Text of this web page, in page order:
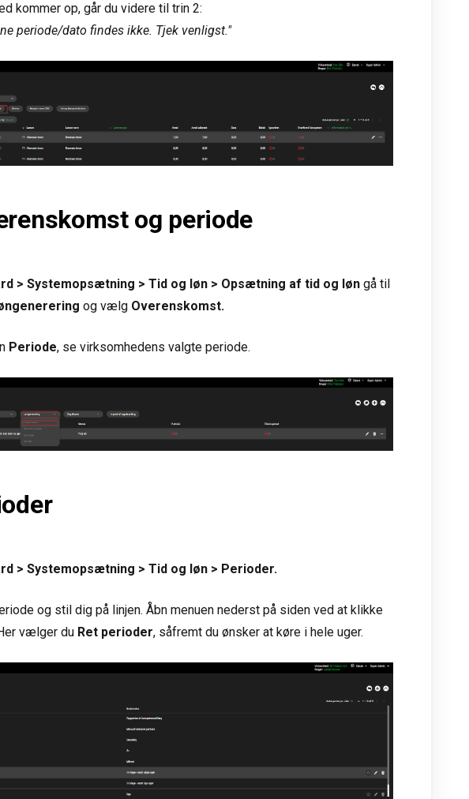
kommer op, går du videre til trin 2:
periode/dato findes ikke. Tjek venligst."
og periode
> Systemopsætning > Tid og løn > Opsætning af tid og løn gå til
og vælg Overenskomst.
Periode, se virksomhedens valgte periode.
> Systemopsætning > Tid og løn > Perioder.
og stil dig på linjen. Åbn menuen nederst på siden ved at klikke
vælger du Ret perioder, såfremt du ønsker at køre i hele uger.